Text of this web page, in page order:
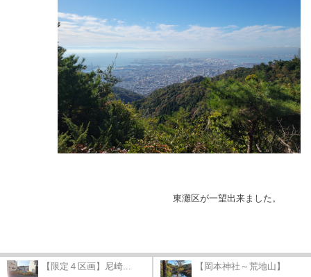
東灘区が一望出来ました。
【限定４区画】尼崎... 【岡本神社～荒地山】